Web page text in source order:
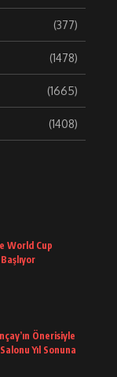
(377)
(1478)
(1665)
(1408)
World Cup
Önerisiyle
Yıl Sonuna